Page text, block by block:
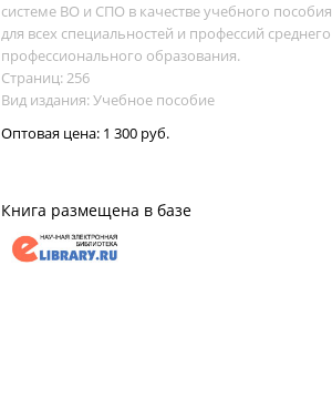
системе ВО и СПО в качестве учебного пособия
для всех специальностей и профессий среднего
профессионального образования.
Страниц: 256
Вид издания: Учебное пособие
Оптовая цена: 1 300 руб.
Книга размещена в базе